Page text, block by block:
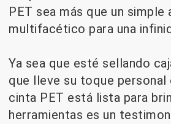
PET sea más que un
multifacético para una
Ya sea que esté sellando
que lleve su toque personal
cinta PET está lista para
herramientas es un